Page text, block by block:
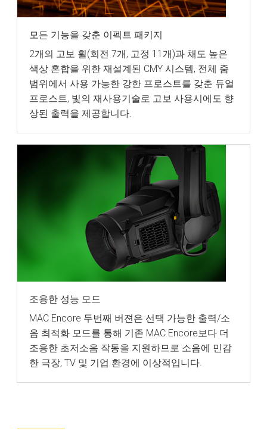
모든 기능을 갖춘 이펙트 패키지
2개의 고보 휠(회전 7개, 고정 11개)과 채도 높은
색상 혼합을 위한 재설계된 CMY 시스템, 전체 줌
범위에서 사용 가능한 강한 프로스트를 갖춘 듀얼
프로스트, 빛의 재사용기술로 고보 사용시에도 향
상된 출력을 제공합니다.
조용한 성능 모드
MAC Encore 두번째 버젼은 선택 가능한 출력/소
음 최적화 모드를 통해 기존 MAC Encore보다 더
조용한 초저소음 작동을 지원하므로 소음에 민감
한 극장, TV 및 기업 환경에 이상적입니다.